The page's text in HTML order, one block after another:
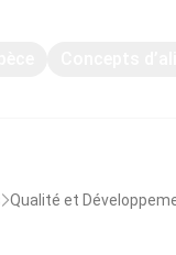
Qualité et